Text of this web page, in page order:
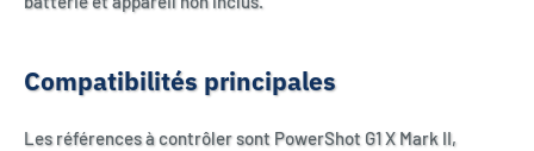
Compatibilités principales
Les références à contrôler sont PowerShot G1 X Mark II,